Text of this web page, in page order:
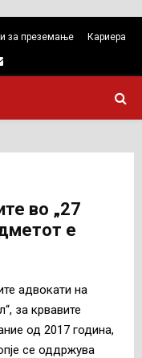
за преземање Кариера
Email
во „27
е
адвокати на
за крвавите
од 2017 година,
се оддржува